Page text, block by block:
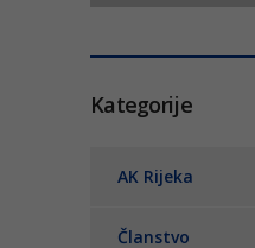
Kategorije
AK Rijeka
Članstvo